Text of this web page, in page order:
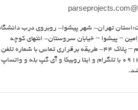
تهران- شهر پیشوا- روبروی درب
– پیشوا – خیابان سروستان- انتهای کوچه
سروستان نهم – پلاک 44- طریقه برقراری تماس با شماره تلفن
09136729270 با تلگرام و ایتا روبیکا و آی گپ بله و واتساپ